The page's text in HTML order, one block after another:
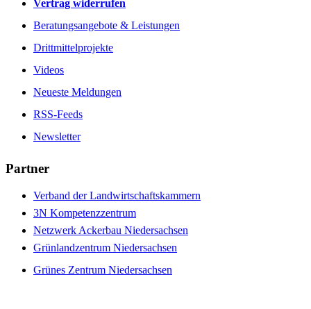
Vertrag widerrufen
Beratungsangebote & Leistungen
Drittmittelprojekte
Videos
Neueste Meldungen
RSS-Feeds
Newsletter
Partner
Verband der Landwirtschaftskammern
3N Kompetenzzentrum
Netzwerk Ackerbau Niedersachsen
Grünlandzentrum Niedersachsen
Grünes Zentrum Niedersachsen